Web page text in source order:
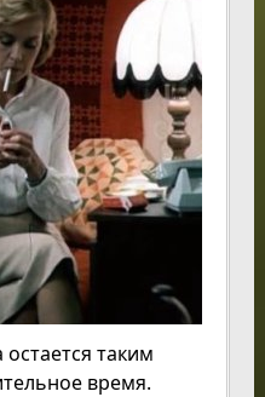
таким
время.